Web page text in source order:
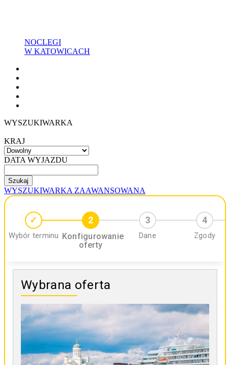
NOCLEGI
W KATOWICACH
WYSZUKIWARKA
KRAJ
DATA WYJAZDU
WYSZUKIWARKA ZAAWANSOWANA